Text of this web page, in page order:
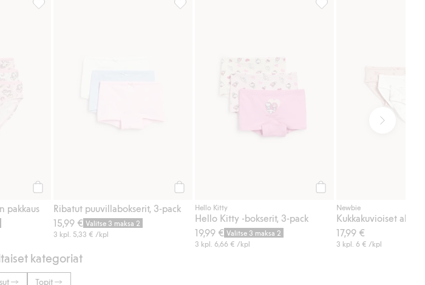
pakkaus
Ribatut puuvillabokserit, 3-pack
15,99 € Valitse 3 maksa 2
3 kpl. 5,33 € /kpl
Hello Kitty
Hello Kitty -bokserit, 3-pack
19,99 € Valitse 3 maksa 2
3 kpl. 6,66 € /kpl
Newbie
Kukkakuvioiset
17,99 €
3 kpl. 6 € /kpl
kategoriat
Topit